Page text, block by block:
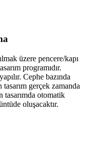
üzere pencere/kapı
programıdır.
Cephe bazında
tasarım gerçek zamanda
tasarımda otomatik
oluşacaktır.